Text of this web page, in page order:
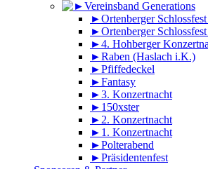
►Ortenberger
►Ortenberger
►4. Hohberger
►Raben (Haslach i.K.)
►Pfiffedeckel
►Fantasy
►3. Konzertnacht
►150xster
►2. Konzertnacht
►1. Konzertnacht
►Polterabend
►Präsidentenfest